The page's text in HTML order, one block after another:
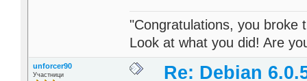
"Congratulations, you broke
Look at what you did! Are
unforcer90
Участници
Re: Debian